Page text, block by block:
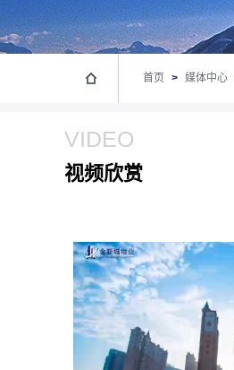
首页 > 媒体中心
VIDEO
视频欣赏